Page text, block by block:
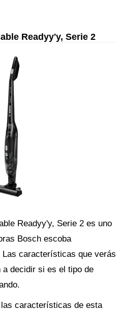
Readyy'y, Serie 2
Readyy'y, Serie 2 es uno
Bosch escoba
características que verás
a decidir si es el tipo de
características de esta